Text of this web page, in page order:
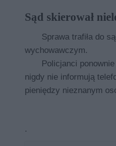
Sąd skierował
Sprawa trafiła do
wychowawczym.
Policjanci
nigdy nie informują
pieniędzy nieznanym
.